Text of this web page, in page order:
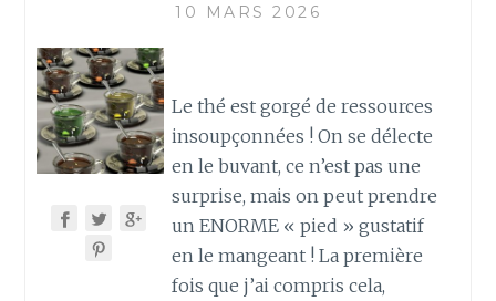
10 MARS 2026
Le thé est gorgé de ressources
insoupçonnées ! On se délecte
en le buvant, ce n’est pas une
surprise, mais on peut prendre
un ENORME « pied » gustatif
en le mangeant ! La première
fois que j’ai compris cela,